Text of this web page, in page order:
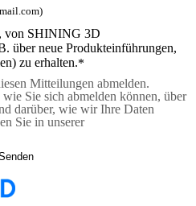
von SHINING 3D
über neue Produkteinführungen,
zu erhalten.*
Mitteilungen abmelden.
Sie sich abmelden können, über
darüber, wie wir Ihre Daten
Sie in unserer